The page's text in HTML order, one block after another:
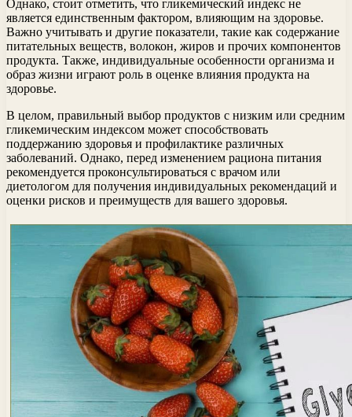
Однако, стоит отметить, что гликемический индекс не
является единственным фактором, влияющим на здоровье.
Важно учитывать и другие показатели, такие как содержание
питательных веществ, волокон, жиров и прочих компонентов
продукта. Также, индивидуальные особенности организма и
образ жизни играют роль в оценке влияния продукта на
здоровье.
В целом, правильный выбор продуктов с низким или средним
гликемическим индексом может способствовать
поддержанию здоровья и профилактике различных
заболеваний. Однако, перед изменением рациона питания
рекомендуется проконсультироваться с врачом или
диетологом для получения индивидуальных рекомендаций и
оценки рисков и преимуществ для вашего здоровья.